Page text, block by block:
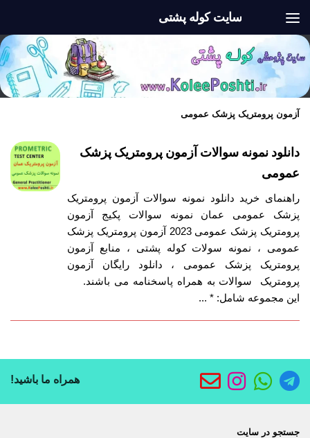
سایت کوله پشتی
آزمون پرومتریک پزشک عمومی
دانلود نمونه سوالات آزمون پرومتریک پزشک
عمومی
راهنمای خرید دانلود نمونه سوالات آزمون پرومتریک
پزشک عمومی عمان نمونه سوالات پکیج آزمون
پرومتریک پزشک عمومی 2023 آزمون پرومتریک پزشک
عمومی ، نمونه سولات کوله پشتی ، منابع آزمون
پرومتریک پزشک عمومی ، دانلود رایگان آزمون
پرومتریک سوالات به همراه پاسخنامه می باشند.
این مجموعه شامل: * ...
همراه ما باشید!
جستجو در سایت